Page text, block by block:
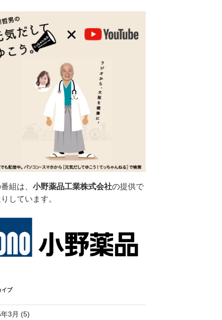
番組は、小野薬品工業株式会社の提供で
しています。
イブ
3月 (5)